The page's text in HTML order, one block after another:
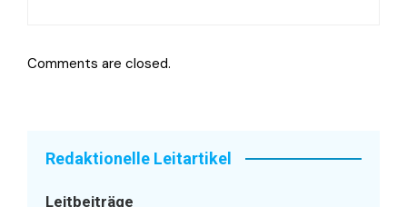
Comments are closed.
Redaktionelle Leitartikel
Leitbeiträge